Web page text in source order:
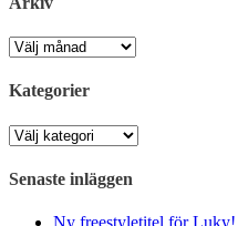
Arkiv
Kategorier
Kategorier
Senaste inläggen